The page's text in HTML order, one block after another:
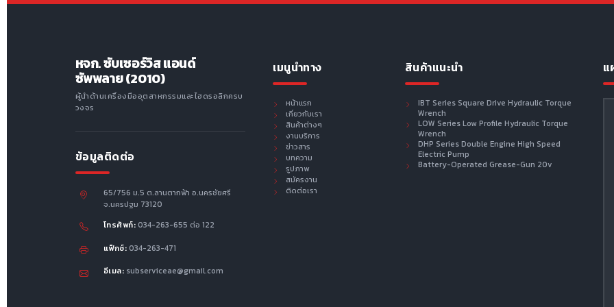
หจก. ซับเซอร์วิส แอนด์
ซัพพลาย (2010)
ผู้นำด้านเครื่องมืออุตสาหกรรมและไฮดรอลิกครบ
วงจร
ข้อมูลติดต่อ
65/756 ม.5 ต.ลานตากฟ้า อ.นครชัยศรี
จ.นครปฐม 73120
โทรศัพท์: 034-263-655 ต่อ 122
แฟ็กซ์: 034-263-471
อีเมล: subserviceae@gmail.com
เมนูนำทาง
หน้าแรก
เกี่ยวกับเรา
สินค้าต่างๆ
งานบริการ
ข่าวสาร
บทความ
รูปภาพ
สมัครงาน
ติดต่อเรา
สินค้าแนะนำ
IBT Series Square Drive Hydraulic Torque
Wrench
LOW Series Low Profile Hydraulic Torque
Wrench
DHP Series Double Engine High Speed
Electric Pump
Battery-Operated Grease-Gun 20v
แ